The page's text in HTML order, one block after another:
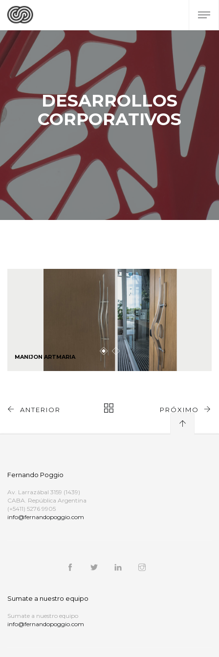
DESARROLLOS
CORPORATIVOS
MANIJON ARTMARIA
ANTERIOR PRÓXIMO
Fernando Poggio
Av. Larrazábal 3159 (1439)
CABA. República Argentina
(+5411) 5276 9905
info@fernandopoggio.com
Sumate a nuestro equipo
Sumate a nuestro equipo
info@fernandopoggio.com